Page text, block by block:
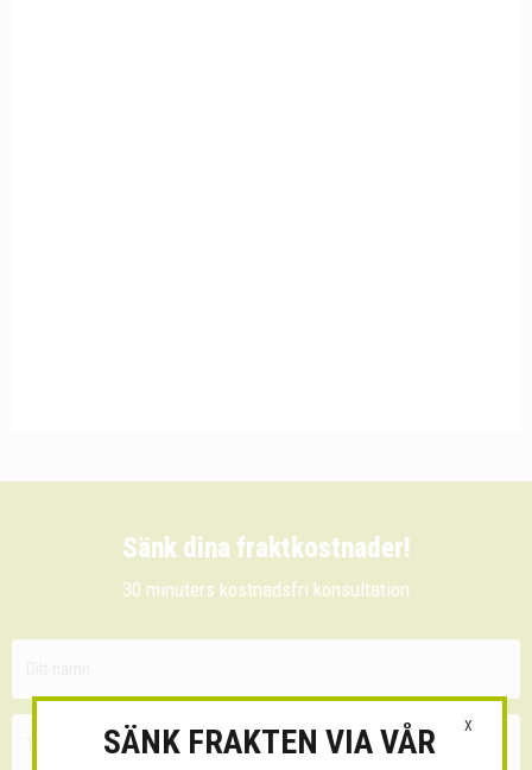
Sänk dina fraktkostnader!
30 minuters kostnadsfri konsultation
X
SÄNK FRAKTEN VIA VÅR